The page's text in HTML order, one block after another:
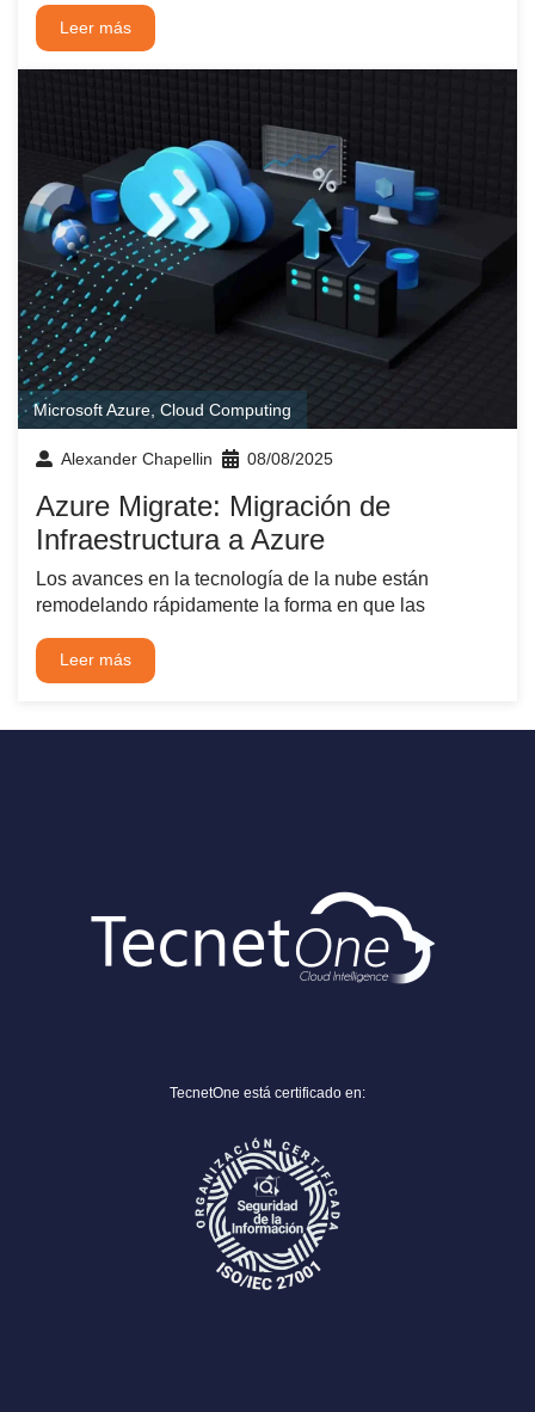
Leer más
Microsoft Azure Cloud Computing
Alexander Chapellin 08/08/2025
Azure Migrate: Migración de
Infraestructura a Azure
Los avances en la tecnología de la nube están
remodelando rápidamente la forma en que las
Leer más
TecnetOne está certificado en: